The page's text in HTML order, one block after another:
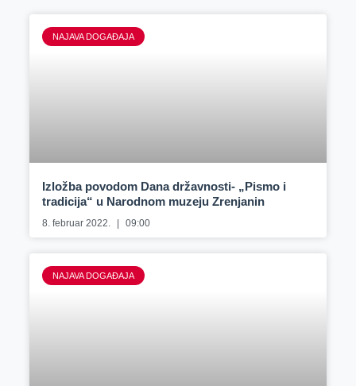
NAJAVA DOGAĐAJA
Izložba povodom Dana državnosti- „Pismo i
tradicija“ u Narodnom muzeju Zrenjanin
8. februar 2022. 09:00
NAJAVA DOGAĐAJA